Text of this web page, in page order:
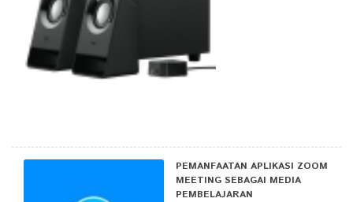
PEMANFAATAN APLIKASI ZOOM
MEETING SEBAGAI MEDIA
PEMBELAJARAN